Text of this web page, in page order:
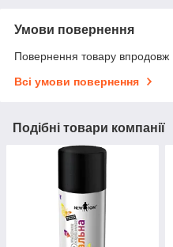
Умови повернення
Повернення товару впродовж
Всі умови повернення
Подібні товари компанії